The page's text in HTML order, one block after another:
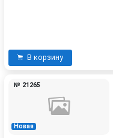
В корзину
Новая
№ 21265